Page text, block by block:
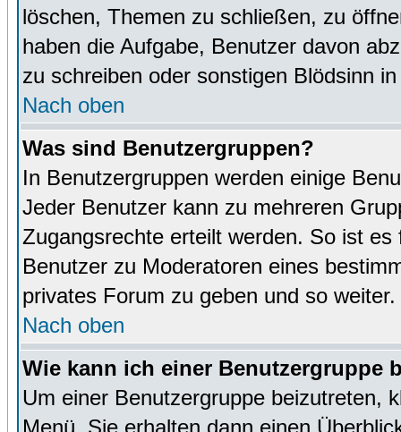
löschen, Themen zu schließen, zu
haben die Aufgabe, Benutzer davon
zu schreiben oder sonstigen Blödsinn
Nach oben
Was sind Benutzergruppen?
In Benutzergruppen werden einige
Jeder Benutzer kann zu mehreren
Zugangsrechte erteilt werden. So ist
Benutzer zu Moderatoren eines
privates Forum zu geben und so weiter.
Nach oben
Wie kann ich einer Benutzergruppe
Um einer Benutzergruppe beizutreten,
Menü. Sie erhalten dann einen